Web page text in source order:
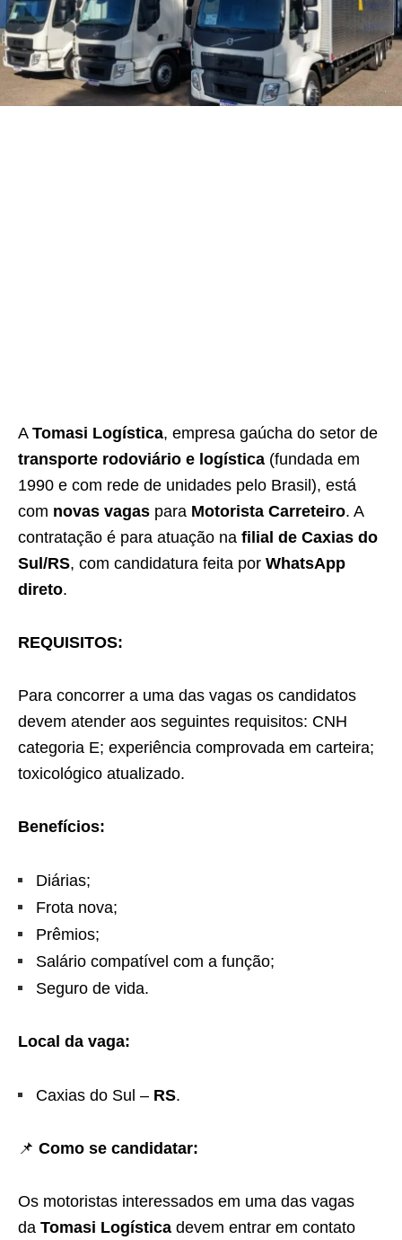
A Tomasi Logística, empresa gaúcha do setor de
transporte rodoviário e logística (fundada em
1990 e com rede de unidades pelo Brasil), está
com novas vagas para Motorista Carreteiro. A
contratação é para atuação na filial de Caxias do
Sul/RS, com candidatura feita por WhatsApp
direto.
REQUISITOS:
Para concorrer a uma das vagas os candidatos
devem atender aos seguintes requisitos: CNH
categoria E; experiência comprovada em carteira;
toxicológico atualizado.
Benefícios:
Diárias;
Frota nova;
Prêmios;
Salário compatível com a função;
Seguro de vida.
Local da vaga:
Caxias do Sul – RS.
📌 Como se candidatar:
Os motoristas interessados em uma das vagas
da Tomasi Logística devem entrar em contato